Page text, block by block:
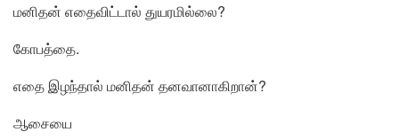
மனிதன் எதைவிட்டால் துயரமில்லை?
கோபத்தை.
எதை இழந்தால் மனிதன் தனவானாகிறான்?
ஆசையை